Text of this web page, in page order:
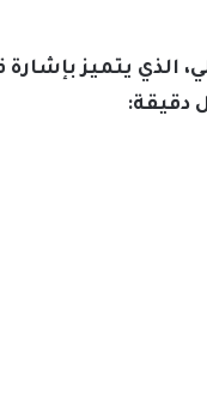
الذي يتميز بإشارة
دقيقة: